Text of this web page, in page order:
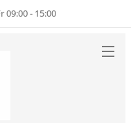
- 15:00